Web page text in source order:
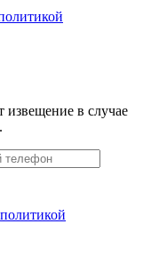
извещение в случае
политикой